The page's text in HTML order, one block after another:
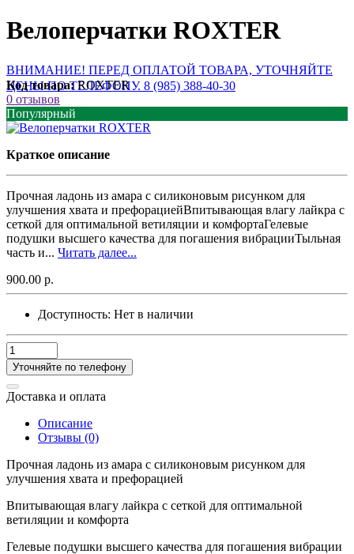
Велоперчатки ROXTER
ВНИМАНИЕ! ПЕРЕД ОПЛАТОЙ ТОВАРА, УТОЧНЯЙТЕ
ЦЕНЫ ПО ТЕЛЕФОНУ. 8 (985) 388-40-30
Код товара: ROXTER
0 отзывов
Популярный
Краткое описание
Прочная ладонь из амара с силиконовым рисунком для
улучшения хвата и префорациейВпитывающая влагу лайкра с
сеткой для оптимальной ветиляции и комфортаГелевые
подушки высшего качества для погашения вибрацииТыльная
часть и... Читать далее...
900.00 р.
Доступность: Нет в наличии
Уточняйте по телефону
Доставка и оплата
Описание
Отзывы (0)
Прочная ладонь из амара с силиконовым рисунком для
улучшения хвата и префорацией
Впитывающая влагу лайкра с сеткой для оптимальной
ветиляции и комфорта
Гелевые подушки высшего качества для погашения вибрации